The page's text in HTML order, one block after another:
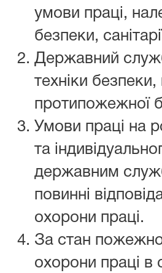
умови праці,
безпеки,
Державний
техніки безпеки,
протипожежної
Умови праці на
та
державним
повинні
охорони праці.
За стан
охорони праці в